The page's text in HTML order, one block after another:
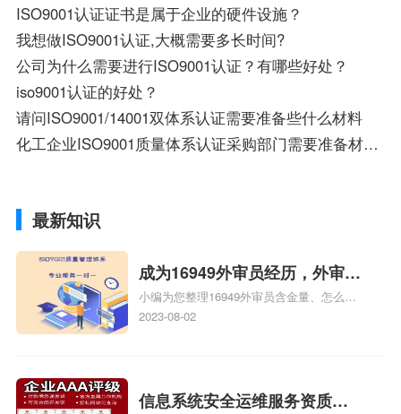
ISO9001认证证书是属于企业的硬件设施？
我想做ISO9001认证,大概需要多长时间?
公司为什么需要进行ISO9001认证？有哪些好处？
iso9001认证的好处？
请问ISO9001/14001双体系认证需要准备些什么材料
化工企业ISO9001质量体系认证采购部门需要准备材料?
最新知识
成为16949外审员经历，外审员
16949
小编为您整理16949外审员含金量、怎么才
能成为注册的TS16949:2009的外审员、我
2023-08-02
信息系统安全运维服务资质二